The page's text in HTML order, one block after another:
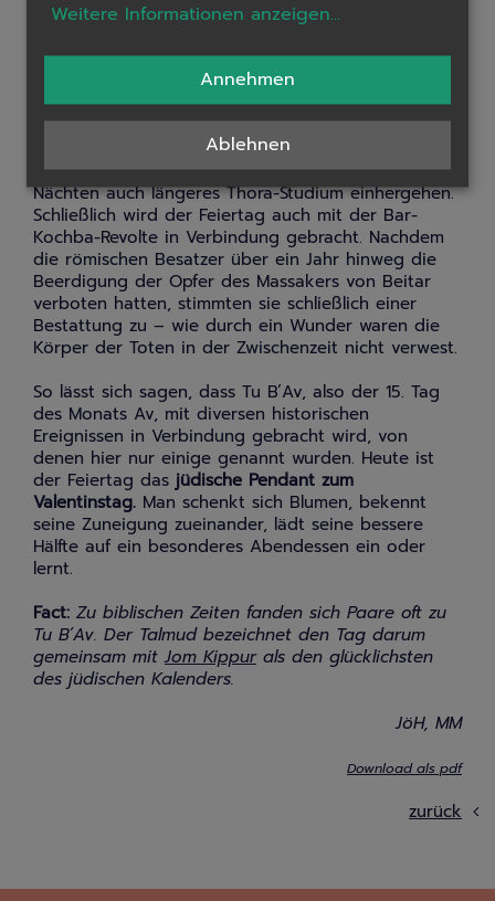
infolge eines Stammeskrieges die Vermählung
anderen Stämmen verboten hatte, und so
Versöhnung und Friede zwischen den Stämmen des
Volkes Israels bewirkte. Andere Ansätze beziehen
die Bedeutung des Feiertags auf die
Sommersonnenwende. Da die Nacht oft als Zeit des
Thora-Studiums bezeichnet wird, soll mit längeren
Nächten auch längeres Thora-Studium einhergehen.
Schließlich wird der Feiertag auch mit der Bar-
Kochba-Revolte in Verbindung gebracht. Nachdem
die römischen Besatzer über ein Jahr hinweg die
Beerdigung der Opfer des Massakers von Beitar
verboten hatten, stimmten sie schließlich einer
Bestattung zu – wie durch ein Wunder waren die
Körper der Toten in der Zwischenzeit nicht verwest.
So lässt sich sagen, dass Tu B’Av, also der 15. Tag
des Monats Av, mit diversen historischen
Ereignissen in Verbindung gebracht wird, von
denen hier nur einige genannt wurden. Heute ist
der Feiertag das jüdische Pendant zum
Valentinstag. Man schenkt sich Blumen, bekennt
seine Zuneigung zueinander, lädt seine bessere
Hälfte auf ein besonderes Abendessen ein oder
lernt.
Fact: Zu biblischen Zeiten fanden sich Paare oft zu
Tu B’Av. Der Talmud bezeichnet den Tag darum
gemeinsam mitJom Kippurals den glücklichsten
des jüdischen Kalenders.
JöH, MM
Download als pdf
zurück
Weitere Informationen anzeigen...
Ablehnen
Annehmen